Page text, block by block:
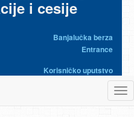
i cesije
Banjalučka berza
Entrance
Korisničko uputstvo